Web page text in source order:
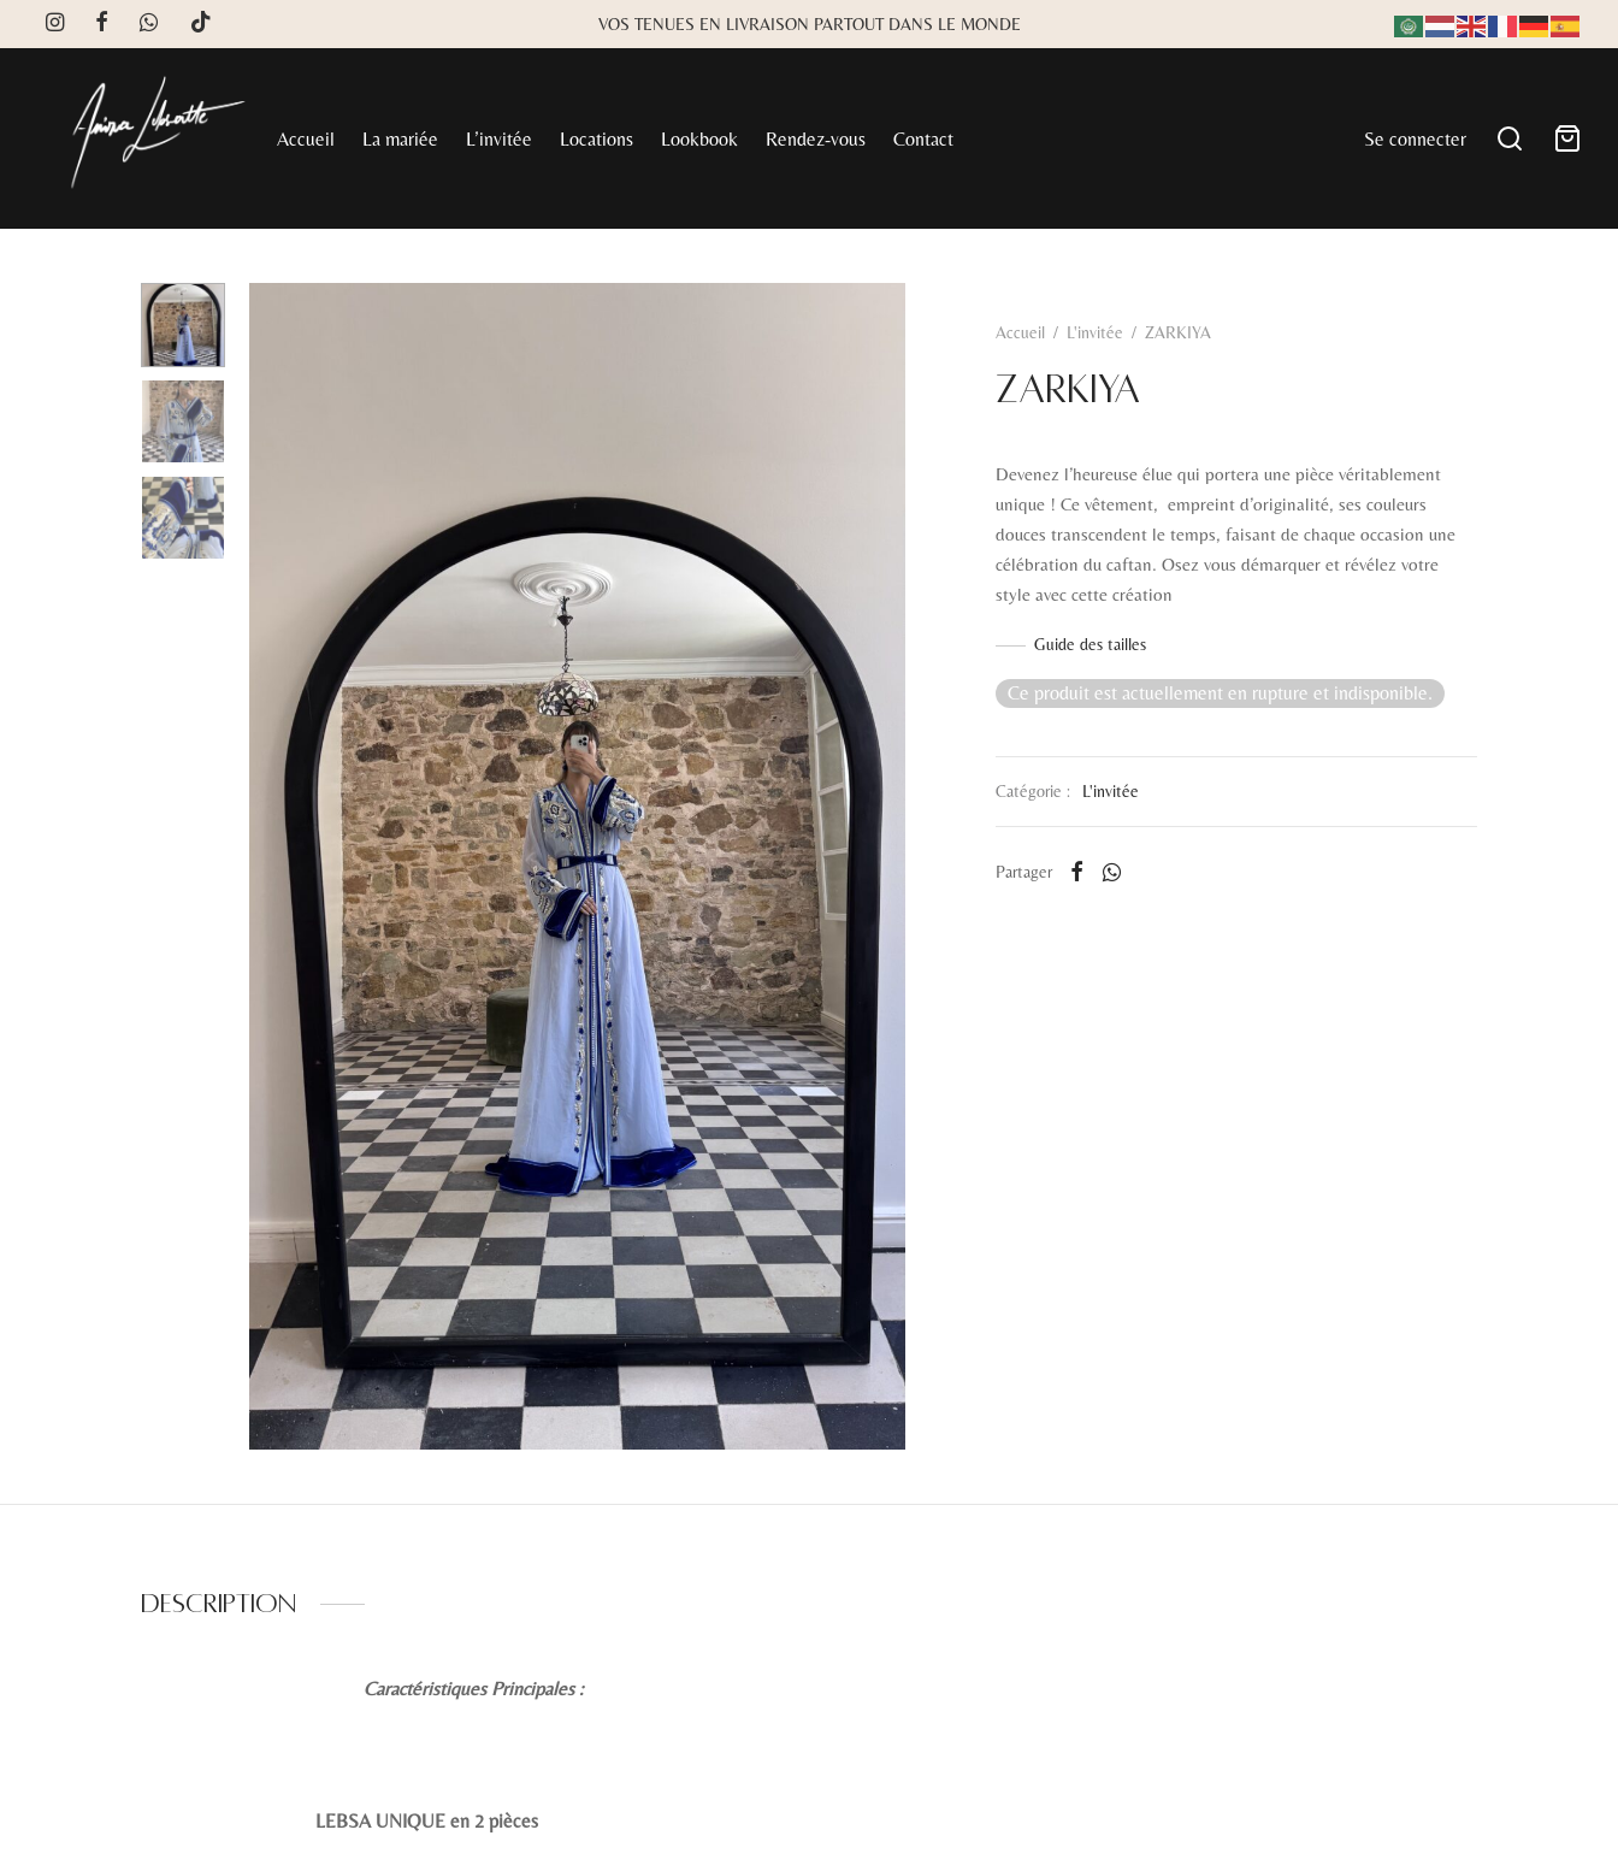
VOS TENUES EN LIVRAISON PARTOUT DANS LE MONDE
Accueil La mariée L’invitée Locations Lookbook Rendez-vous Contact Se connecter
Accueil / L'invitée / ZARKIYA
ZARKIYA
Devenez l’heureuse élue qui portera une pièce véritablement
unique ! Ce vêtement, empreint d’originalité, ses couleurs
douces transcendent le temps, faisant de chaque occasion une
célébration du caftan. Osez vous démarquer et révélez votre
style avec cette création
Guide des tailles
Ce produit est actuellement en rupture et indisponible.
Catégorie : L'invitée
Partager
Description
Caractéristiques Principales :
LEBSA UNIQUE en 2 pièces